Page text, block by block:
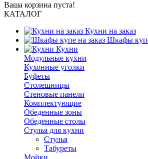
Ваша корзина пуста!
КАТАЛОГ
Кухни на заказ
Шкафы
Кухни
Модульные кухни
Кухонные уголки
Буфеты
Столешницы
Стеновые панели
Комплектующие
Обеденные зоны
Обеденные столы
Стулья для кухни
Cтулья
Табуреты